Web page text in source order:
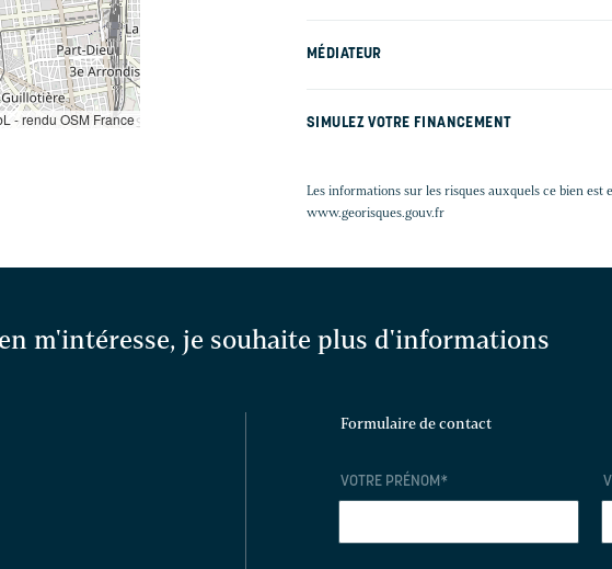
MÉDIATEUR
SIMULEZ VOTRE FINANCEMENT
Les informations sur les risques auxquels ce bien est
www.georisques.gouv.fr
- rendu OSM France
m'intéresse, je souhaite plus d'informations
Formulaire de contact
VOTRE PRÉNOM*